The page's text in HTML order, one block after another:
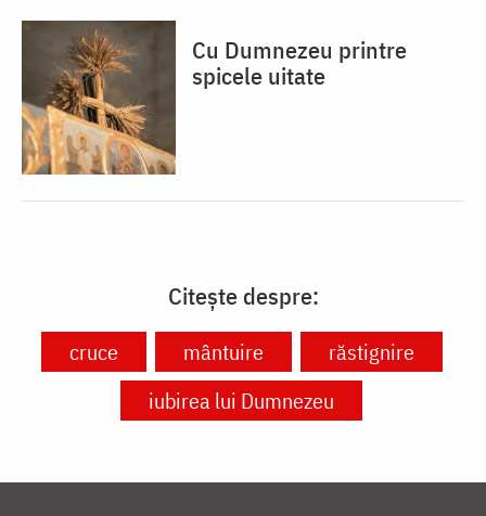
Cu Dumnezeu printre
spicele uitate
Citește despre:
cruce mântuire
răstignire
iubirea lui Dumnezeu